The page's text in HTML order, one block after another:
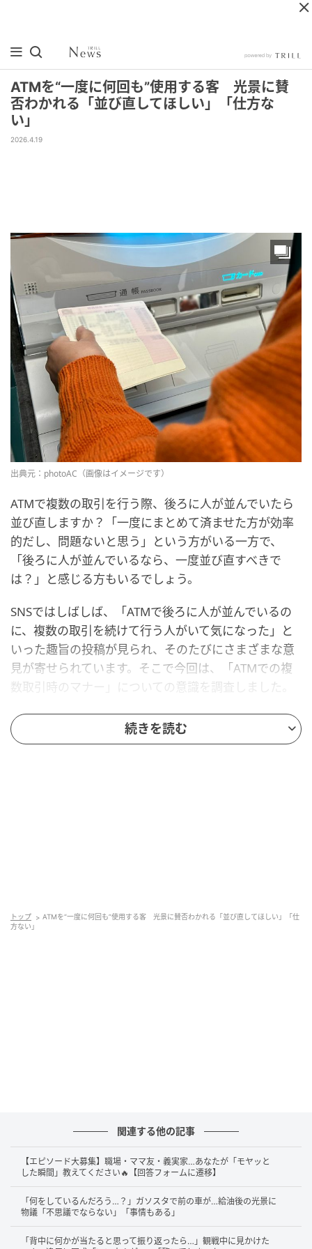
ATMを“一度に何回も”使用する客 光景に賛
否わかれる「並び直してほしい」「仕方な
い」
2026.4.19
出典元：photoAC（画像はイメージです）
ATMで複数の取引を行う際、後ろに人が並んでいたら
並び直しますか？「一度にまとめて済ませた方が効率
的だし、問題ないと思う」という方がいる一方で、
「後ろに人が並んでいるなら、一度並び直すべきで
は？」と感じる方もいるでしょう。
SNSではしばしば、「ATMで後ろに人が並んでいるの
に、複数の取引を続けて行う人がいて気になった」と
いった趣旨の投稿が見られ、そのたびにさまざまな意
見が寄せられています。そこで今回は、「ATMでの複
数取引時のマナー」についての意識を調査しました。
ATMで複数の取引を行う場合、あなたはどう
するべきだと思いますか？
めという結果になりました。一方で、「並び直した方
がいい」と答えた方も一定数（44％）いることがうか
がえます。
それでは、寄せられた意見の一部をピックアップして
ご紹介します。
続きを読む
トップ
ATMを“一度に何回も”使用する客 光景に賛否わかれる「並び直してほしい」「仕
方ない」
関連する他の記事
【エピソード大募集】職場・ママ友・義実家…あなたが「モヤッと
した瞬間」教えてください🔥【回答フォームに遷移】
「何をしているんだろう…？」ガソスタで前の車が…給油後の光景に
物議「不思議でならない」「事情もある」
「背中に何かが当たると思って振り返ったら…」観戦中に見かけた